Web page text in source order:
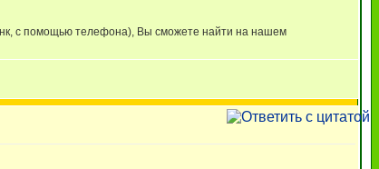
с помощью телефона), Вы сможете найти на нашем